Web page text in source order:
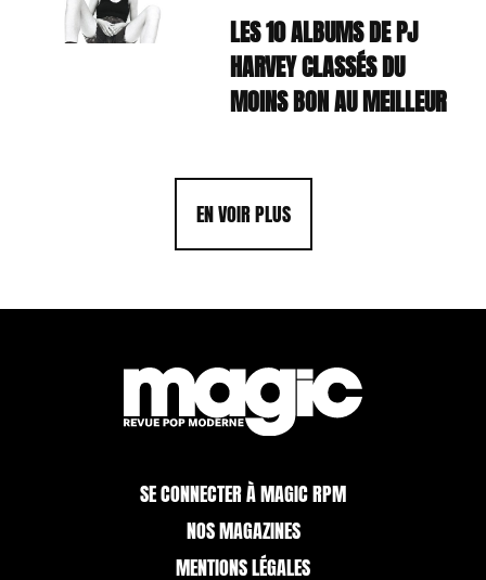
LES 10 ALBUMS DE PJ
HARVEY CLASSÉS DU
MOINS BON AU MEILLEUR
EN VOIR PLUS
SE CONNECTER À MAGIC RPM
NOS MAGAZINES
MENTIONS LÉGALES